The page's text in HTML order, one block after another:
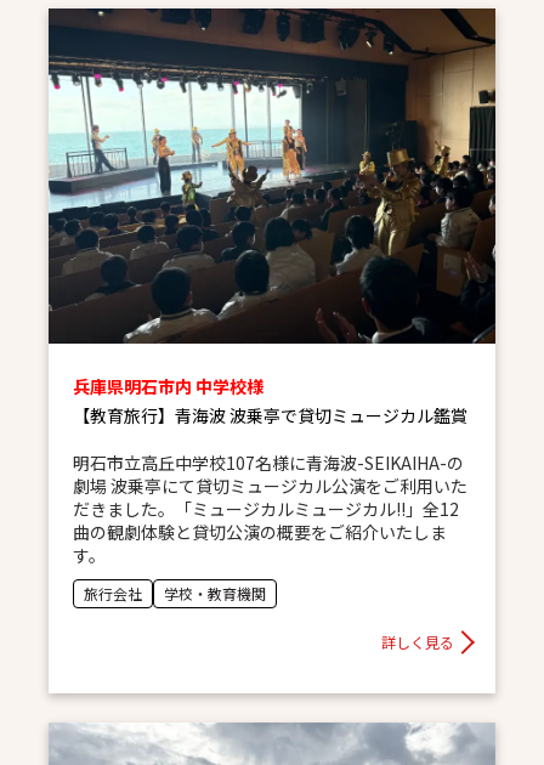
兵庫県明石市内 中学校様
【教育旅行】青海波 波乗亭で貸切ミュージカル鑑賞
明石市立高丘中学校107名様に青海波-SEIKAIHA-の
劇場 波乗亭にて貸切ミュージカル公演をご利用いた
だきました。「ミュージカルミュージカル!!」全12
曲の観劇体験と貸切公演の概要をご紹介いたしま
す。
旅行会社 学校・教育機関
詳しく見る